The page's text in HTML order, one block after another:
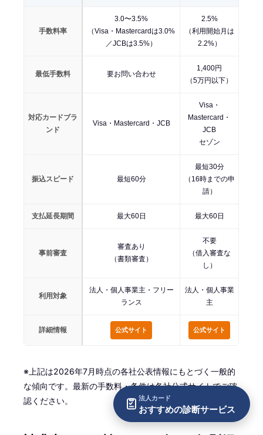
手数料率
3.0〜3.5%
（Visa・Mastercardは3.0%
／JCBは3.5%）
2.5%
（利用開始月は
2.2%）
最低手数料 要お問い合わせ
1,400円
（5万円以下）
対応カードブラ
ンド
Visa・Mastercard・JCB
Visa・
Mastercard・
JCB
セゾン
振込スピード 最短60分
最短30分
（16時までの申
請）
支払延長期間 最大60日 最大60日
事前審査
審査あり
（書類審査）
不要
（借入審査な
し）
利用対象
法人・個人事業主・フリー
ランス
法人・個人事業
主
詳細情報 公式サイト 公式サイト
※上記は2026年7月時点の各社公表情報にもとづく一般的
な傾向です。最新の手数料・条件は各社公式サイトでご確
認ください。
法人カード
おすすめの診断サービス